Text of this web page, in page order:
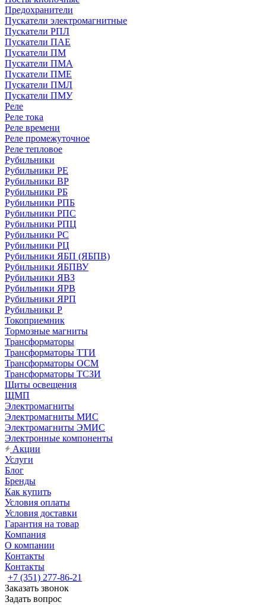
Предохранители
Пускатели электромагнитные
Пускатели РПЛ
Пускатели ПАЕ
Пускатели ПМ
Пускатели ПМА
Пускатели ПМЕ
Пускатели ПМЛ
Пускатели ПМУ
Реле
Реле тока
Реле времени
Реле промежуточное
Реле тепловое
Рубильники
Рубильники РЕ
Рубильники ВР
Рубильники РБ
Рубильники РПБ
Рубильники РПС
Рубильники РПЦ
Рубильники РС
Рубильники РЦ
Рубильники ЯБП (ЯБПВ)
Рубильники ЯБПВУ
Рубильники ЯВЗ
Рубильники ЯРВ
Рубильники ЯРП
Рубильники Р
Токоприемник
Тормозные магниты
Трансформаторы
Трансформаторы ТТИ
Трансформаторы ОСМ
Трансформаторы ТСЗИ
Щиты освещения
ЩМП
Электромагниты
Электромагниты МИС
Электромагниты ЭМИС
Электронные компоненты
Акции
Услуги
Блог
Бренды
Как купить
Условия оплаты
Условия доставки
Гарантия на товар
Компания
О компании
Контакты
Контакты
+7 (351) 277-86-21
Заказать звонок
Задать вопрос